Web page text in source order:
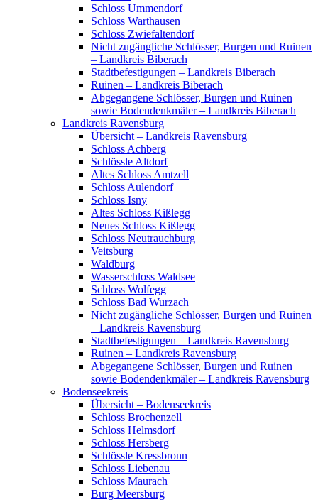
Schloss Ummendorf
Schloss Warthausen
Schloss Zwiefaltendorf
Nicht zugängliche Schlösser, Burgen und Ruinen
– Landkreis Biberach
Stadtbefestigungen – Landkreis Biberach
Ruinen – Landkreis Biberach
Abgegangene Schlösser, Burgen und Ruinen
sowie Bodendenkmäler – Landkreis Biberach
Landkreis Ravensburg
Übersicht – Landkreis Ravensburg
Schloss Achberg
Schlössle Altdorf
Altes Schloss Amtzell
Schloss Aulendorf
Schloss Isny
Altes Schloss Kißlegg
Neues Schloss Kißlegg
Schloss Neutrauchburg
Veitsburg
Waldburg
Wasserschloss Waldsee
Schloss Wolfegg
Schloss Bad Wurzach
Nicht zugängliche Schlösser, Burgen und Ruinen
– Landkreis Ravensburg
Stadtbefestigungen – Landkreis Ravensburg
Ruinen – Landkreis Ravensburg
Abgegangene Schlösser, Burgen und Ruinen
sowie Bodendenkmäler – Landkreis Ravensburg
Bodenseekreis
Übersicht – Bodenseekreis
Schloss Brochenzell
Schloss Helmsdorf
Schloss Hersberg
Schlössle Kressbronn
Schloss Liebenau
Schloss Maurach
Burg Meersburg